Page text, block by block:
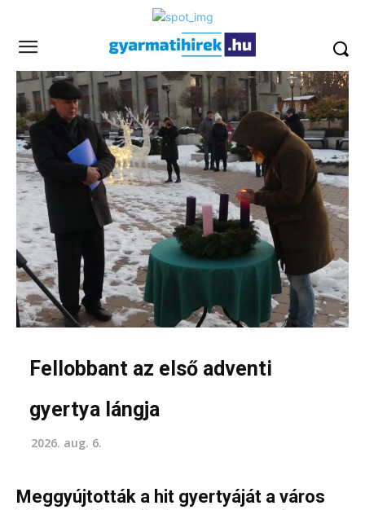
Fellobbant az első adventi
gyertya lángja
2026. aug. 6.
Meggyújtották a hit gyertyáját a város